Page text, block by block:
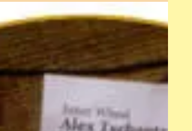
Ako bude tento Nov mesiaca posobit vo
vasom zivote do buducnosti? Silne sa
dotkne tretej dekady Panny, Byka.
Pozitivne nastartuje...